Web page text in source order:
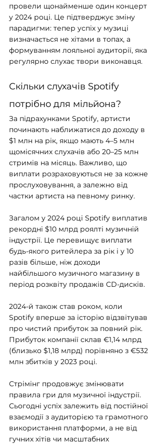
провели щонайменше один концерт
у 2024 році. Це підтверджує зміну
парадигми: тепер успіх у музиці
визначається не хітами в топах, а
формуванням лояльної аудиторії, яка
регулярно слухає твори виконавця.
Скільки слухачів Spotify
потрібно для мільйона?
За підрахунками Spotify, артисти
починають наближатися до доходу в
$1 млн на рік, якщо мають 4–5 млн
щомісячних слухачів або 20–25 млн
стримів на місяць. Важливо, що
виплати розраховуються не за кожне
прослуховування, а залежно від
частки артиста на певному ринку.
Загалом у 2024 році Spotify виплатив
рекордні $10 млрд роялті музичній
індустрії. Це перевищує виплати
будь-якого ритейлера за рік і у 10
разів більше, ніж доходи
найбільшого музичного магазину в
період розквіту продажів CD-дисків.
2024-й також став роком, коли
Spotify вперше за історію відзвітував
про чистий прибуток за повний рік.
Прибуток компанії склав €1,14 млрд
(близько $1,18 млрд) порівняно з €532
млн збитків у 2023 році.
Стрімінг продовжує змінювати
правила гри для музичної індустрії.
Сьогодні успіх залежить від постійної
взаємодії з аудиторією та грамотного
використання платформи, а не від
гучних хітів чи масштабних